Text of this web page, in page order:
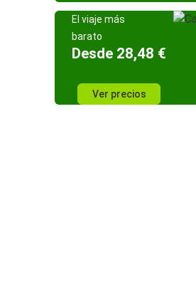
El viaje más
barato
Desde 28,48 €
Ver precios